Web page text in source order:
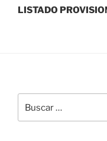
entrada
LISTADO
por: